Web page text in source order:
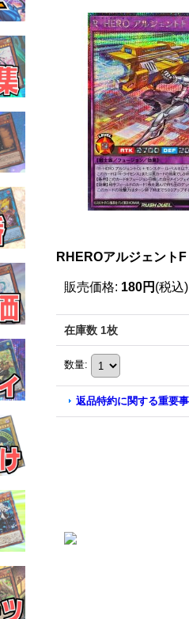
RHEROアルジェント
販売価格: 180円 (税込)
在庫数 1枚
数量:
返品特約に関する重要